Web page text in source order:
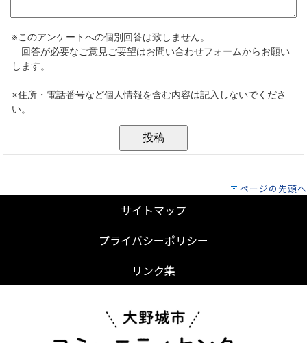
ページの先頭へ
サイトマップ
プライバシーポリシー
リンク集